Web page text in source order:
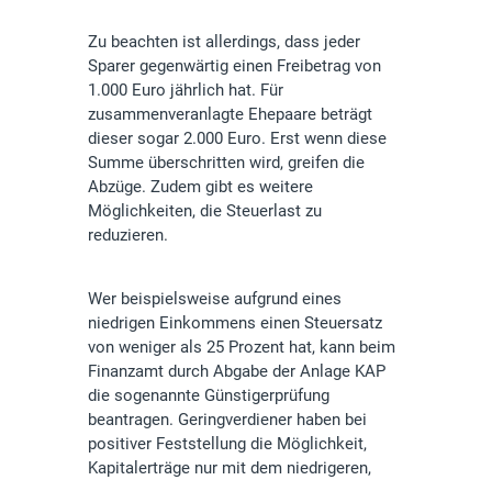
Zu beachten ist allerdings, dass jeder
Sparer gegenwärtig einen Freibetrag von
1.000 Euro jährlich hat. Für
zusammenveranlagte Ehepaare beträgt
dieser sogar 2.000 Euro. Erst wenn diese
Summe überschritten wird, greifen die
Abzüge. Zudem gibt es weitere
Möglichkeiten, die Steuerlast zu
reduzieren.
Wer beispielsweise aufgrund eines
niedrigen Einkommens einen Steuersatz
von weniger als 25 Prozent hat, kann beim
Finanzamt durch Abgabe der Anlage KAP
die sogenannte Günstigerprüfung
beantragen. Geringverdiener haben bei
positiver Feststellung die Möglichkeit,
Kapitalerträge nur mit dem niedrigeren,